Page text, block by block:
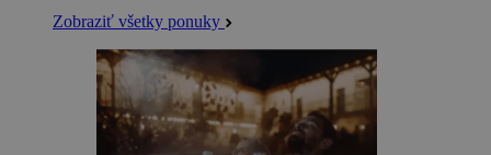
Zobraziť všetky ponuky